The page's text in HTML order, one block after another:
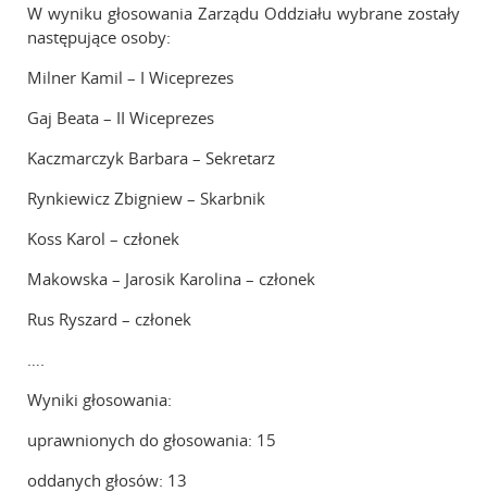
Linki
Kontakt
W wyniku głosowania Zarządu Oddziału wybrane zostały
następujące osoby:
Milner Kamil – I Wiceprezes
Gaj Beata – II Wiceprezes
Kaczmarczyk Barbara – Sekretarz
Rynkiewicz Zbigniew – Skarbnik
Koss Karol – członek
Makowska – Jarosik Karolina – członek
Rus Ryszard – członek
Wyniki głosowania:
uprawnionych do głosowania: 15
oddanych głosów: 13